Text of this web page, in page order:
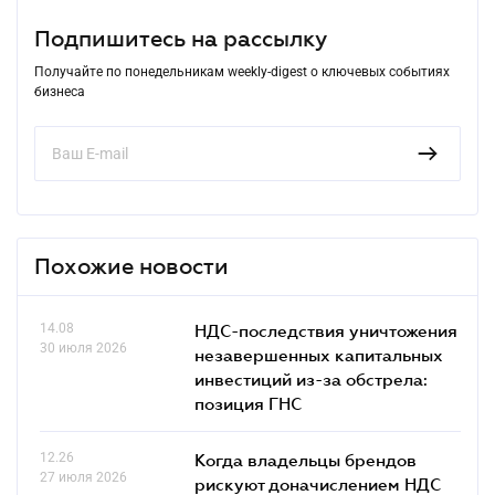
Подпишитесь на рассылку
Получайте по понедельникам weekly-digest о ключевых событиях
бизнеса
Похожие новости
14.08
30 июля 2026
НДС-последствия уничтожения
незавершенных капитальных
инвестиций из-за обстрела:
позиция ГНС
12.26
27 июля 2026
Когда владельцы брендов
рискуют доначислением НДС